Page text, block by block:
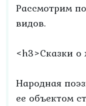
Рассмотрим
видов.
<h3>Сказки
Народная
ее объектом